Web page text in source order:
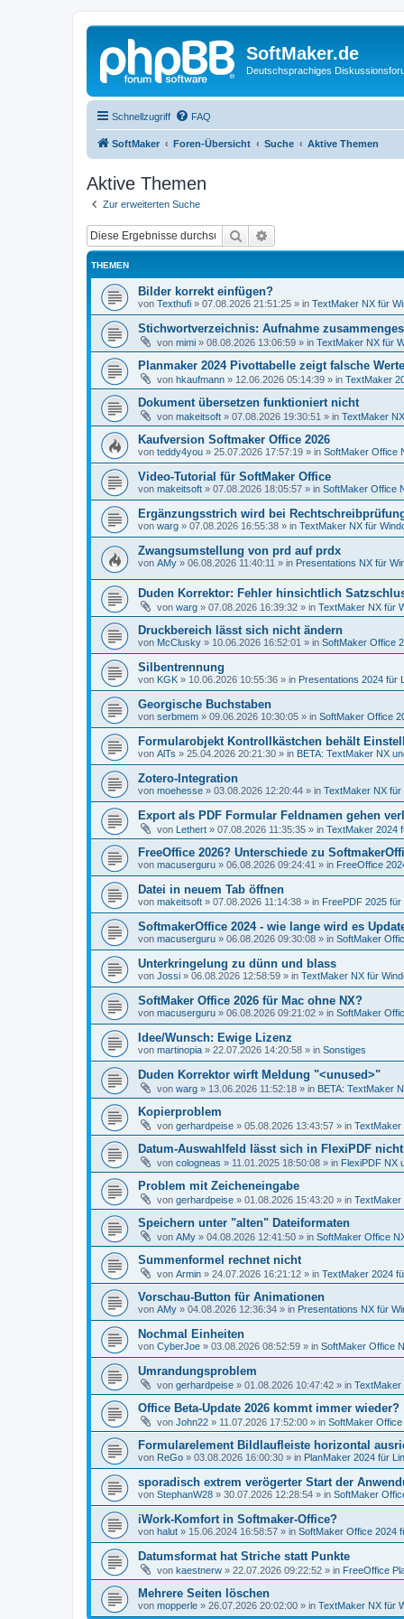
SoftMaker.de
Deutschsprachiges
Schnellzugriff FAQ
SoftMaker Foren-Übersicht Suche Aktive Themen
Aktive Themen
Zur erweiterten Suche
Suche
THEMEN
Bilder korrekt einfügen?
von Texthufi » 07.08.2026 21:51:25 » in TextMaker NX für
Stichwortverzeichnis: Aufnahme
von mimi » 08.08.2026 13:06:59 » in TextMaker NX für
Planmaker 2024 Pivottabelle zeigt falsche
von hkaufmann » 12.06.2026 05:14:39 » in TextMaker
Dokument übersetzen funktioniert nicht
von makeitsoft » 07.08.2026 19:30:51 » in TextMaker
Kaufversion Softmaker Office 2026
von teddy4you » 25.07.2026 17:57:19 » in SoftMaker Office
Video-Tutorial für SoftMaker Office
von makeitsoft » 07.08.2026 18:05:57 » in SoftMaker Office
Ergänzungsstrich wird bei
von warg » 07.08.2026 16:55:38 » in TextMaker NX für
Zwangsumstellung von prd auf prdx
von AMy » 06.08.2026 11:40:11 » in Presentations NX für
Duden Korrektor: Fehler hinsichtlich
von warg » 07.08.2026 16:39:32 » in TextMaker NX für
Druckbereich lässt sich nicht ändern
von McClusky » 10.06.2026 16:52:01 » in SoftMaker Office
Silbentrennung
von KGK » 10.06.2026 10:55:36 » in Presentations 2024 für
Georgische Buchstaben
von serbmem » 09.06.2026 10:30:05 » in SoftMaker Office
Formularobjekt Kontrollkästchen behält
von AlTs » 25.04.2026 20:21:30 » in BETA: TextMaker NX
Zotero-Integration
von moehesse » 03.08.2026 12:20:44 » in TextMaker NX für
Export als PDF Formular Feldnamen gehen
von Lethert » 07.08.2026 11:35:35 » in TextMaker 2024
FreeOffice 2026? Unterschiede zu
von macuserguru » 06.08.2026 09:24:41 » in FreeOffice
Datei in neuem Tab öffnen
von makeitsoft » 07.08.2026 11:14:38 » in FreePDF 2025 für
SoftmakerOffice 2024 - wie lange wird es
von macuserguru » 06.08.2026 09:30:08 » in SoftMaker
Unterkringelung zu dünn und blass
von Jossi » 06.08.2026 12:58:59 » in TextMaker NX für
SoftMaker Office 2026 für Mac ohne NX?
von macuserguru » 06.08.2026 09:21:02 » in SoftMaker
Idee/Wunsch: Ewige Lizenz
von martinopia » 22.07.2026 14:20:58 » in Sonstiges
Duden Korrektor wirft Meldung "<unused>"
von warg » 13.06.2026 11:52:18 » in BETA: TextMaker
Kopierproblem
von gerhardpeise » 05.08.2026 13:43:57 » in TextMaker
Datum-Auswahlfeld lässt sich in FlexiPDF
von cologneas » 11.01.2025 18:50:08 » in FlexiPDF NX
Problem mit Zeicheneingabe
von gerhardpeise » 01.08.2026 15:43:20 » in TextMaker
Speichern unter "alten" Dateiformaten
von AMy » 04.08.2026 12:41:50 » in SoftMaker Office
Summenformel rechnet nicht
von Armin » 24.07.2026 16:21:12 » in TextMaker 2024
Vorschau-Button für Animationen
von AMy » 04.08.2026 12:36:34 » in Presentations NX für
Nochmal Einheiten
von CyberJoe » 03.08.2026 08:52:59 » in SoftMaker Office
Umrandungsproblem
von gerhardpeise » 01.08.2026 10:47:42 » in TextMaker
Office Beta-Update 2026 kommt immer wieder?
von John22 » 11.07.2026 17:52:00 » in SoftMaker
Formularelement Bildlaufleiste horizontal
von ReGo » 03.08.2026 16:00:30 » in PlanMaker 2024 für
sporadisch extrem verögerter Start der
von StephanW28 » 30.07.2026 12:28:54 » in SoftMaker
iWork-Komfort in Softmaker-Office?
von halut » 15.06.2024 16:58:57 » in SoftMaker Office 2024
Datumsformat hat Striche statt Punkte
von kaestnerw » 22.07.2026 09:22:52 » in FreeOffice
Mehrere Seiten löschen
von mopperle » 26.07.2026 20:02:00 » in TextMaker NX für